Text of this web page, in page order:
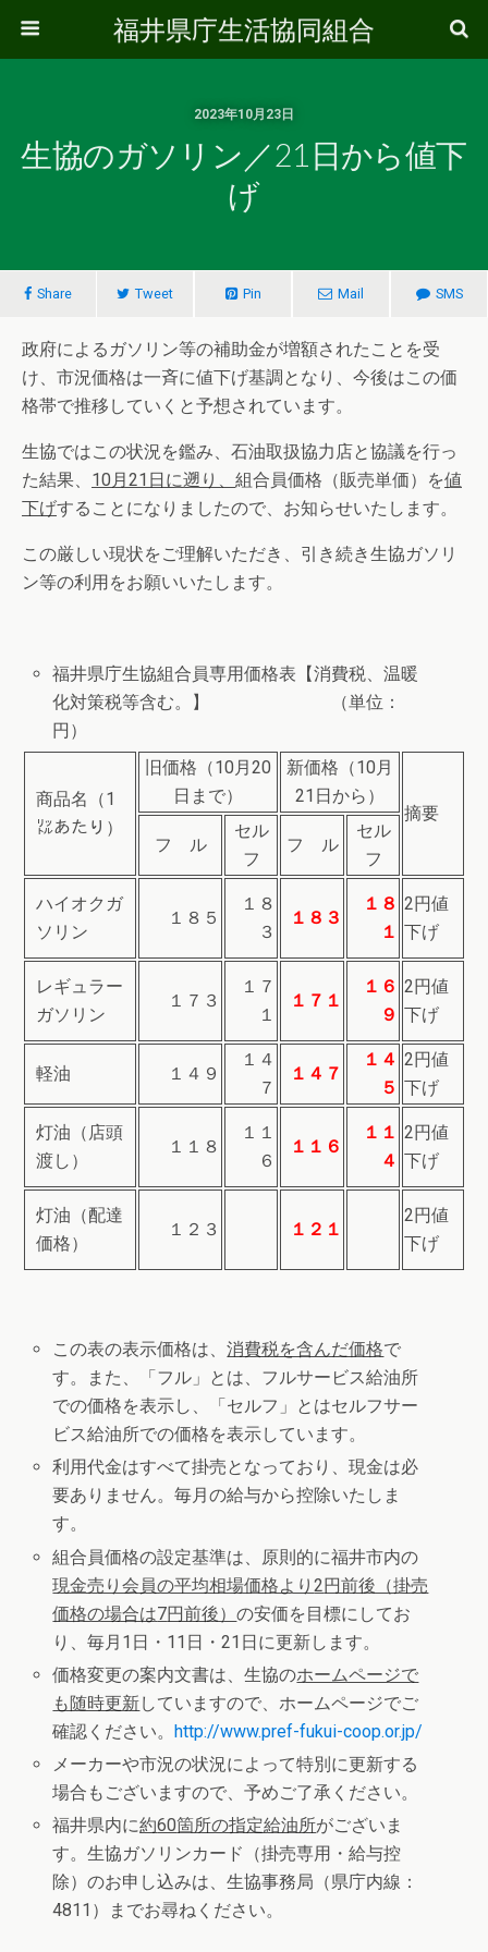
福井県庁生活協同組合
2023年10月23日
生協のガソリン／21日から値下
げ
Share Tweet Pin Mail SMS
政府によるガソリン等の補助金が増額されたことを受
け、市況価格は一斉に値下げ基調となり、今後はこの価
格帯で推移していくと予想されています。
生協ではこの状況を鑑み、石油取扱協力店と協議を行っ
た結果、 10 月21 日に遡り、 組合員価格（販売単価）を値
下げすることになりましたので、お知らせいたします。
この厳しい現状をご理解いただき、引き続き生協ガソリ
ン等の利用をお願いいたします。
福井県庁生協組合員専用価格表【消費税、温暖
化対策税等含む。】 （単位：
円）
商品名（1
㍑あたり）
旧価格（10月20
日まで）
新価格（10月
21日から）
摘要
フ ル
セル
フ
フ ル
セル
フ
ハイオクガ
ソリン
１８５
１８
３
１８３
１８
１
2円値
下げ
レギュラー
ガソリン
１７３
１７
１
１７１
１６
９
2円値
下げ
軽油 １４９
１４
７
１４７
１４
５
2円値
下げ
灯油（店頭
渡し）
１１８
１１
６
１１６
１１
４
2円値
下げ
灯油（配達
価格）
１２３ １２１
2円値
下げ
この表の表示価格は、消費税を含んだ価格で
す。また、「フル」とは、フルサービス給油所
での価格を表示し、「セルフ」とはセルフサー
ビス給油所での価格を表示しています。
利用代金はすべて掛売となっており、現金は必
要ありません。毎月の給与から控除いたしま
す。
組合員価格の設定基準は、原則的に福井市内の
現金売り会員の平均相場価格より2円前後（掛売
価格の場合は7円前後）の安価を目標にしてお
り、毎月1日・11日・21日に更新します。
価格変更の案内文書は、生協のホームページで
も随時更新していますので、ホームページでご
確認ください。http://www.pref-fukui-coop.or.jp/
メーカーや市況の状況によって特別に更新する
場合もございますので、予めご了承ください。
福井県内に約60箇所の指定給油所がございま
す。生協ガソリンカード（掛売専用・給与控
除）のお申し込みは、生協事務局（県庁内線：
4811）までお尋ねください。